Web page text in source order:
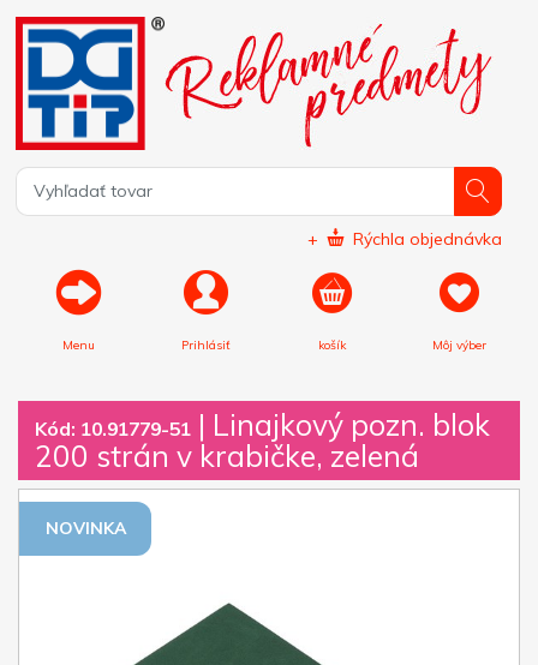
+ Rýchla objednávka
Menu Prihlásiť košík Môj výber
Kód: 10.91779-51 | Linajkový pozn. blok
200 strán v krabičke, zelená
NOVINKA